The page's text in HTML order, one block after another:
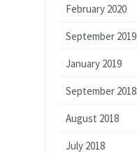
February 2020
September 2019
January 2019
September 2018
August 2018
July 2018